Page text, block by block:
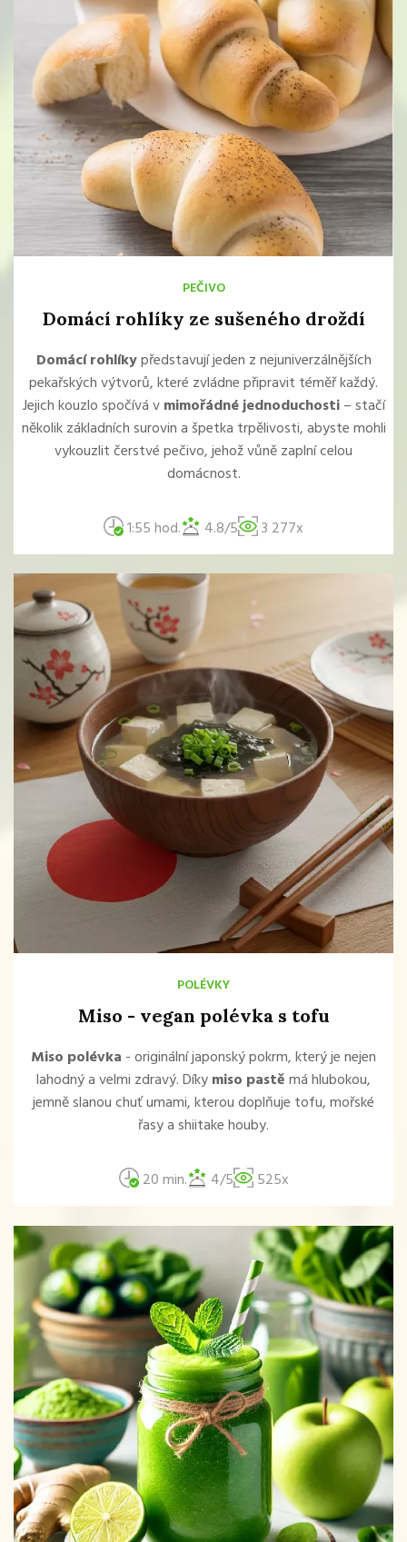
PEČIVO
Domácí rohlíky ze sušeného droždí
Domácí rohlíkypředstavují jeden z nejuniverzálnějších
pekařských výtvorů, které zvládne připravit téměř každý.
Jejich kouzlo spočívá vmimořádné jednoduchosti– stačí
několik základních surovin a špetka trpělivosti, abyste mohli
vykouzlit čerstvé pečivo, jehož vůně zaplní celou
domácnost.
1:55 hod. 4.8/5 3 277x
POLÉVKY
Miso - vegan polévka s tofu
Miso polévka - originální japonský pokrm, který je nejen
lahodný a velmi zdravý. Díkymiso pastěmá hlubokou,
jemně slanou chuť umami, kterou doplňuje tofu, mořské
řasy a shiitake houby.
20 min. 4/5 525x